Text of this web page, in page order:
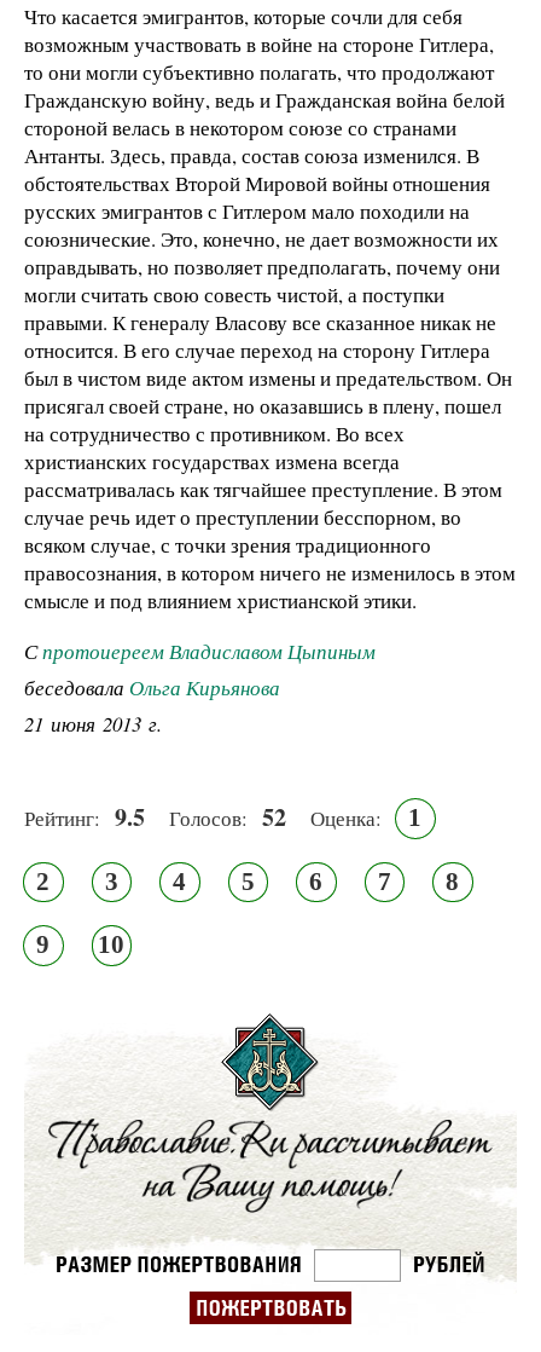
Что касается эмигрантов, которые сочли для себя
возможным участвовать в войне на стороне Гитлера,
то они могли субъективно полагать, что продолжают
Гражданскую войну, ведь и Гражданская война белой
стороной велась в некотором союзе со странами
Антанты. Здесь, правда, состав союза изменился. В
обстоятельствах Второй Мировой войны отношения
русских эмигрантов с Гитлером мало походили на
союзнические. Это, конечно, не дает возможности их
оправдывать, но позволяет предполагать, почему они
могли считать свою совесть чистой, а поступки
правыми. К генералу Власову все сказанное никак не
относится. В его случае переход на сторону Гитлера
был в чистом виде актом измены и предательством. Он
присягал своей стране, но оказавшись в плену, пошел
на сотрудничество с противником. Во всех
христианских государствах измена всегда
рассматривалась как тягчайшее преступление. В этом
случае речь идет о преступлении бесспорном, во
всяком случае, с точки зрения традиционного
правосознания, в котором ничего не изменилось в этом
смысле и под влиянием христианской этики.
Спротоиереем Владиславом Цыпиным
беседовала Ольга Кирьянова
21 июня 2013 г.
Рейтинг: 9.5 Голосов: 52 Оценка: 1
2 3 4 5 6 7 8
9 10